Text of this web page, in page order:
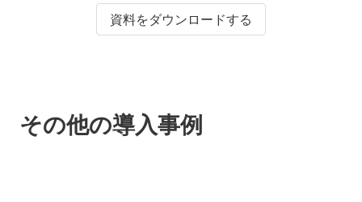
資料をダウンロードする
その他の導入事例